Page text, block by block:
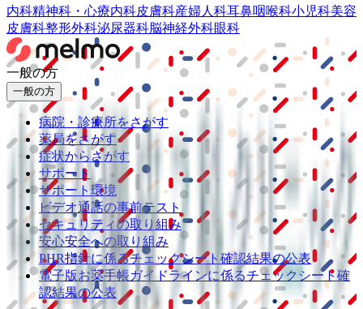
内科精神科・心療内科皮膚科産婦人科耳鼻咽喉科小児科美容
皮膚科整形外科泌尿器科脳神経外科眼科
一般の方
一般の方
病院・診療所をさがす
薬局をさがす
症状からさがす
サポート
サポート環境
ビデオ通話の事前テスト
セキュリティの取り組み
安心安全への取り組み
PHR指針に係るチェックシート確認結果の公表
電子版お薬手帳ガイドラインに係るチェックシート確
認結果の公表